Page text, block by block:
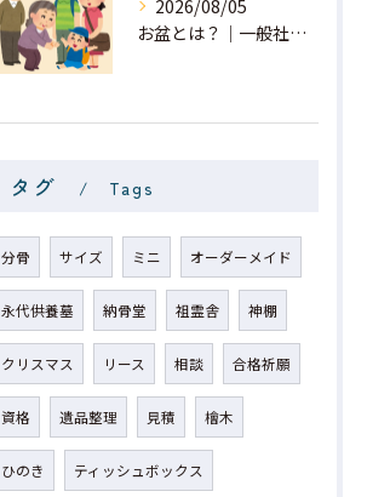
2026/08/05
お盆とは？｜一般社団法人 星月
タグ Tags
分骨 サイズ ミニ オーダーメイド
永代供養墓 納骨堂 祖霊舎 神棚
クリスマス リース 相談 合格祈願
資格 遺品整理 見積 檜木
ひのき ティッシュボックス